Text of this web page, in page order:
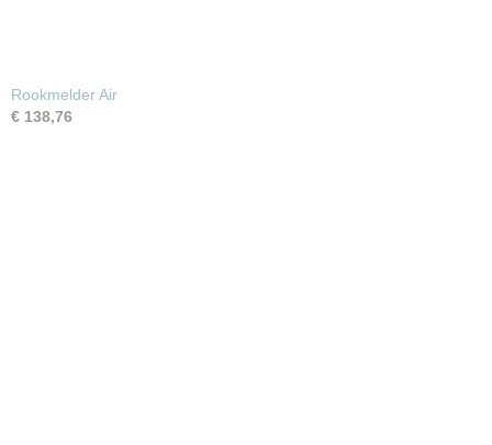
Rookmelder Air
€ 138,76